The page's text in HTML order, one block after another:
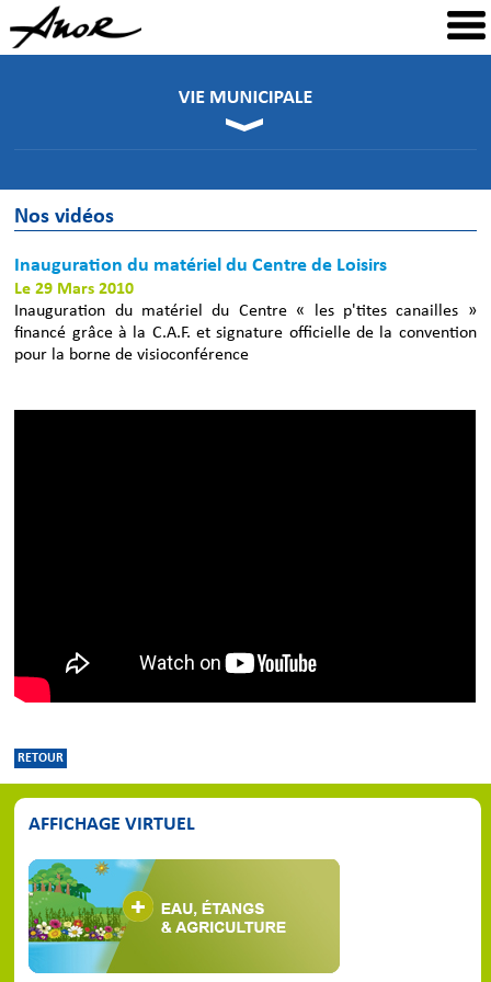
Nos vidéos
Inauguration du matériel du Centre de Loisirs
Le 29 Mars 2010
Inauguration du matériel du Centre « les p'tites canailles »
financé grâce à la C.A.F. et signature officielle de la convention
pour la borne de visioconférence
RETOUR
AFFICHAGE VIRTUEL